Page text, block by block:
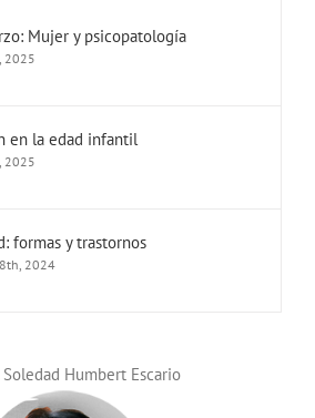
Mujer y psicopatología
2025
en la edad infantil
2025
formas y trastornos
2024
Soledad Humbert Escario